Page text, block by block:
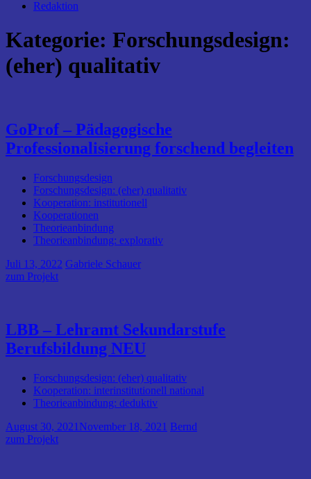
Redaktion
Kategorie: Forschungsdesign:
(eher) qualitativ
GoProf – Pädagogische
Professionalisierung forschend begleiten
Forschungsdesign
Forschungsdesign: (eher) qualitativ
Kooperation: institutionell
Kooperationen
Theorieanbindung
Theorieanbindung: explorativ
Juli 13, 2022 Gabriele Schauer
zum Projekt
LBB – Lehramt Sekundarstufe
Berufsbildung NEU
Forschungsdesign: (eher) qualitativ
Kooperation: interinstitutionell national
Theorieanbindung: deduktiv
August 30, 2021 November 18, 2021 Bernd
zum Projekt